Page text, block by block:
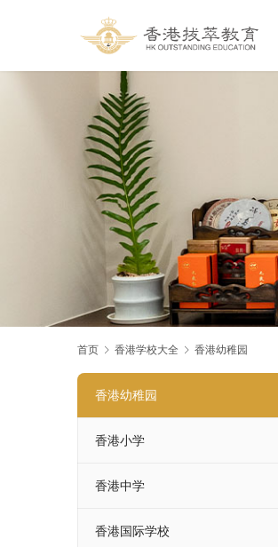
首页 香港学校大全 香港幼稚园
香港幼稚园
香港小学
香港中学
香港国际学校